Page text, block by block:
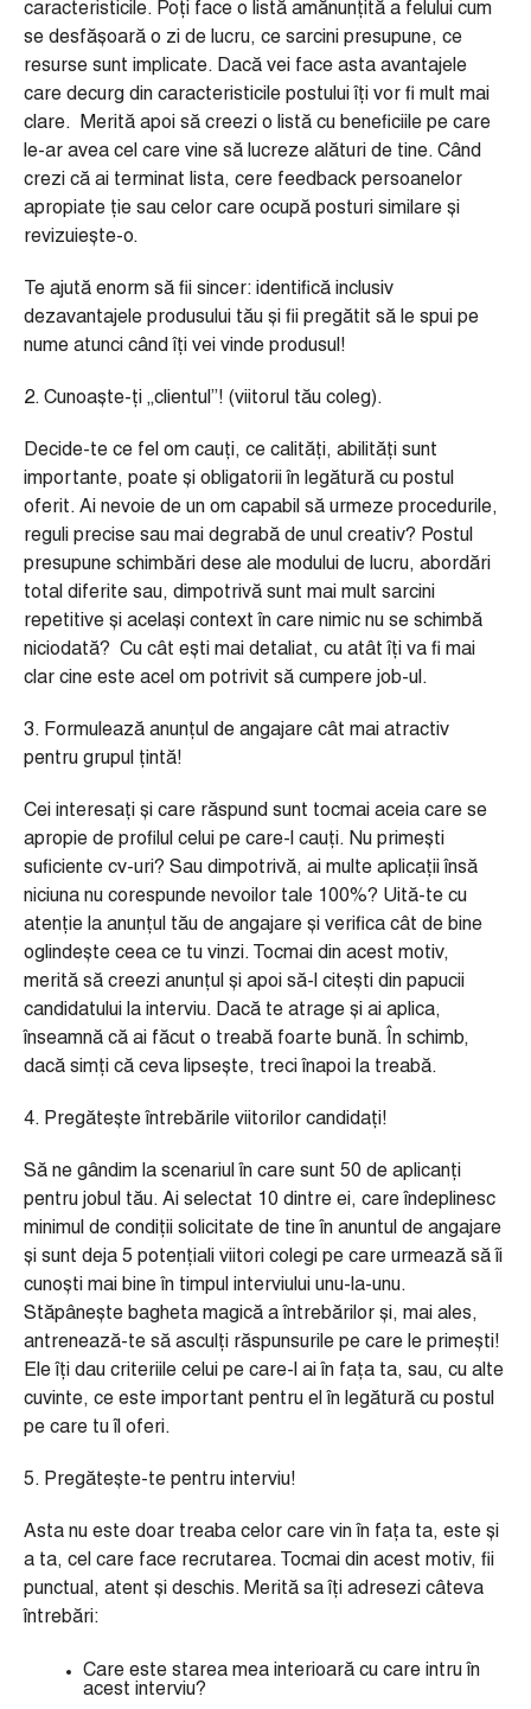
caracteristicile. Poți face o listă amănunțită a felului cum
se desfășoară o zi de lucru, ce sarcini presupune, ce
resurse sunt implicate. Dacă vei face asta avantajele
care decurg din caracteristicile postului îți vor fi mult mai
clare. Merită apoi să creezi o listă cu beneficiile pe care
le-ar avea cel care vine să lucreze alături de tine. Când
crezi că ai terminat lista, cere feedback persoanelor
apropiate ție sau celor care ocupă posturi similare și
revizuiește-o.
Te ajută enorm să fii sincer: identifică inclusiv
dezavantajele produsului tău și fii pregătit să le spui pe
nume atunci când îți vei vinde produsul!
2. Cunoaște-ți „clientul”! (viitorul tău coleg).
Decide-te ce fel om cauți, ce calități, abilități sunt
importante, poate și obligatorii în legătură cu postul
oferit. Ai nevoie de un om capabil să urmeze procedurile,
reguli precise sau mai degrabă de unul creativ? Postul
presupune schimbări dese ale modului de lucru, abordări
total diferite sau, dimpotrivă sunt mai mult sarcini
repetitive și același context în care nimic nu se schimbă
niciodată? Cu cât ești mai detaliat, cu atât îți va fi mai
clar cine este acel om potrivit să cumpere job-ul.
3. Formulează anunțul de angajare cât mai atractiv
pentru grupul țintă!
Cei interesați și care răspund sunt tocmai aceia care se
apropie de profilul celui pe care-l cauți. Nu primești
suficiente cv-uri? Sau dimpotrivă, ai multe aplicații însă
niciuna nu corespunde nevoilor tale 100%? Uită-te cu
atenție la anunțul tău de angajare și verifica cât de bine
oglindește ceea ce tu vinzi. Tocmai din acest motiv,
merită să creezi anunțul și apoi să-l citești din papucii
candidatului la interviu. Dacă te atrage și ai aplica,
înseamnă că ai făcut o treabă foarte bună. În schimb,
dacă simți că ceva lipsește, treci înapoi la treabă.
4. Pregătește întrebările viitorilor candidați!
Să ne gândim la scenariul în care sunt 50 de aplicanți
pentru jobul tău. Ai selectat 10 dintre ei, care îndeplinesc
minimul de condiții solicitate de tine în anuntul de angajare
și sunt deja 5 potențiali viitori colegi pe care urmează să îi
cunoști mai bine în timpul interviului unu-la-unu.
Stăpânește bagheta magică a întrebărilor și, mai ales,
antrenează-te să asculți răspunsurile pe care le primești!
Ele îți dau criteriile celui pe care-l ai în fața ta, sau, cu alte
cuvinte, ce este important pentru el în legătură cu postul
pe care tu îl oferi.
5. Pregătește-te pentru interviu!
Asta nu este doar treaba celor care vin în fața ta, este și
a ta, cel care face recrutarea. Tocmai din acest motiv, fii
punctual, atent și deschis. Merită sa îți adresezi câteva
întrebări:
Care este starea mea interioară cu care intru în
acest interviu?